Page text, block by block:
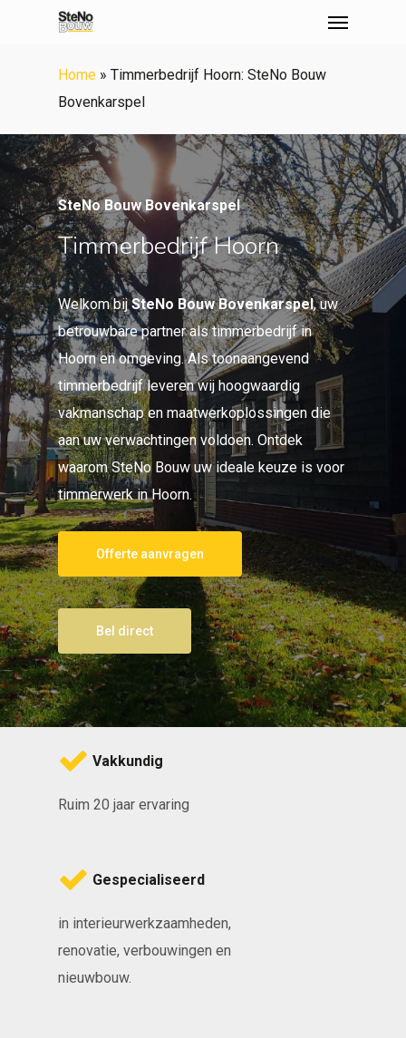
Home » Timmerbedrijf Hoorn: SteNo Bouw
Bovenkarspel
SteNo Bouw Bovenkarspel
Timmerbedrijf Hoorn
Welkom bijSteNo Bouw Bovenkarspel, uw
betrouwbare partner als timmerbedrijf in
Hoorn en omgeving. Als toonaangevend
timmerbedrijf leveren wij hoogwaardig
vakmanschap en maatwerkoplossingen die
aan uw verwachtingen voldoen. Ontdek
waarom SteNo Bouw uw ideale keuze is voor
timmerwerk in Hoorn.
Offerte aanvragen
Bel direct
Vakkundig
Ruim 20 jaar ervaring
Gespecialiseerd
in interieurwerkzaamheden,
renovatie, verbouwingen en
nieuwbouw.